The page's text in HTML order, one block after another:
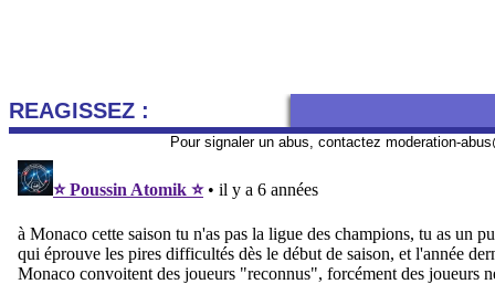
REAGISSEZ :
Pour signaler un abus, contactez moderation-